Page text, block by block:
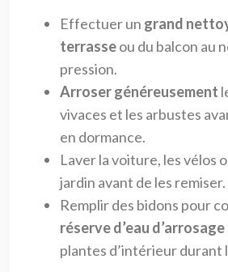
Effectuer un grand
terrasseou du balcon au
pression.
Arroser généreusement
vivaces et les arbustes
en dormance.
Laver la voiture, les vélos
jardin avant de les remiser.
Remplir des bidons pour
réserve d’eau d’arrosage
plantes d’intérieur durant